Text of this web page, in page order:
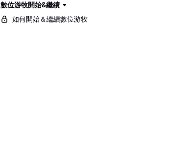
數位游牧開始&繼續
如何開始＆繼續數位游牧